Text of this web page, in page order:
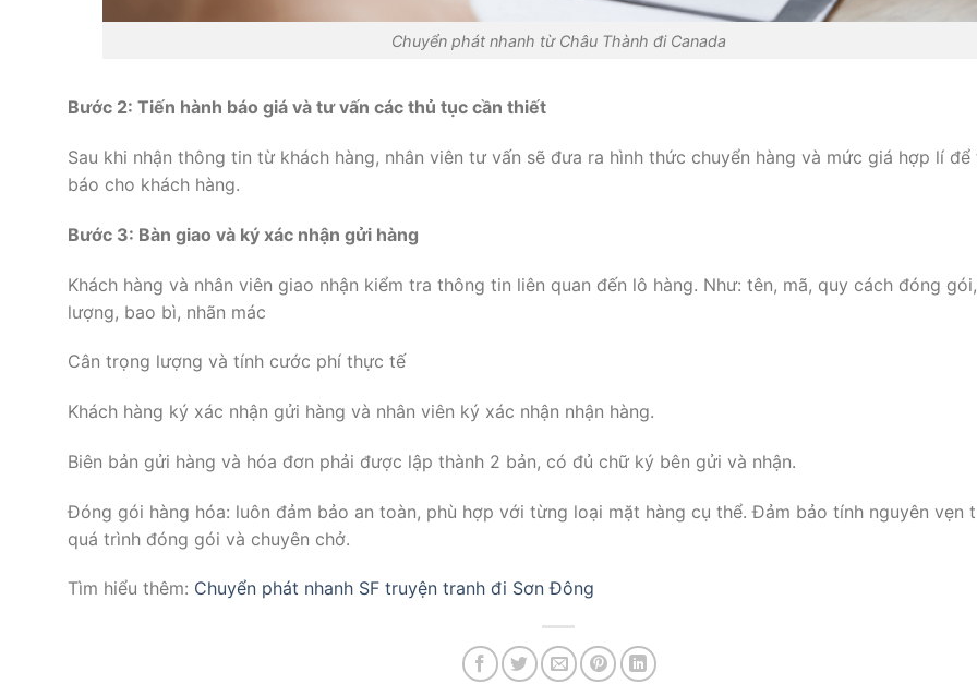
Chuyển phát nhanh từ Châu Thành đi Canada
Bước 2: Tiến hành báo giá và tư vấn các thủ tục cần thiết
Sau khi nhận thông tin từ khách hàng, nhân viên tư vấn sẽ đưa ra hình thức chuyển hàng và mức giá hợp lí để
báo cho khách hàng.
Bước 3: Bàn giao và ký xác nhận gửi hàng
Khách hàng và nhân viên giao nhận kiểm tra thông tin liên quan đến lô hàng. Như: tên, mã, quy cách đóng
lượng, bao bì, nhãn mác
Cân trọng lượng và tính cước phí thực tế
Khách hàng ký xác nhận gửi hàng và nhân viên ký xác nhận nhận hàng.
Biên bản gửi hàng và hóa đơn phải được lập thành 2 bản, có đủ chữ ký bên gửi và nhận.
Đóng gói hàng hóa: luôn đảm bảo an toàn, phù hợp với từng loại mặt hàng cụ thể. Đảm bảo tính nguyên vẹn
quá trình đóng gói và chuyên chở.
Tìm hiểu thêm: Chuyển phát nhanh SF truyện tranh đi Sơn Đông